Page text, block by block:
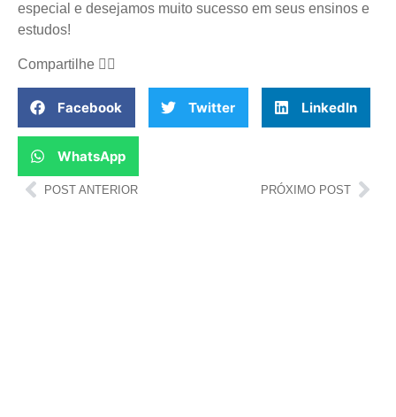
especial e desejamos muito sucesso em seus ensinos e
estudos!
Compartilhe 👇🏻
Facebook Twitter LinkedIn
WhatsApp
POST ANTERIOR PRÓXIMO POST